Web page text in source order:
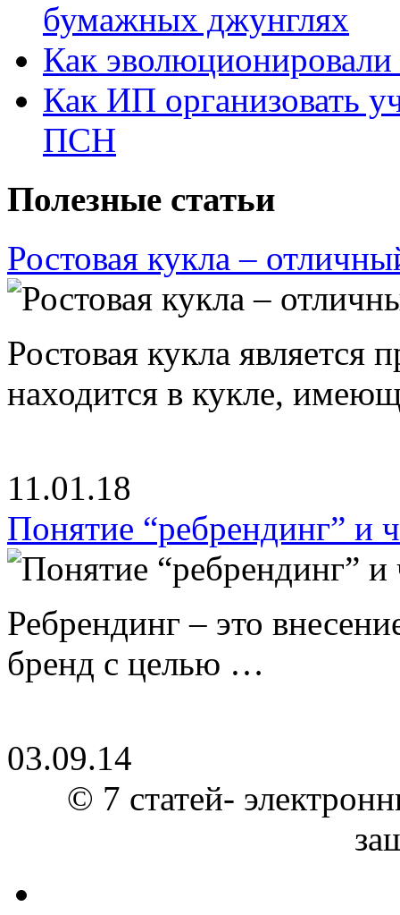
бумажных джунглях
Как
Как ИП организовать
ПСН
Полезные статьи
Ростовая кукла –
Ростовая кукла является
находится в кукле,
11.01.18
Понятие “ребрендинг” и
Ребрендинг – это
бренд с целью …
03.09.14
© 7 статей-